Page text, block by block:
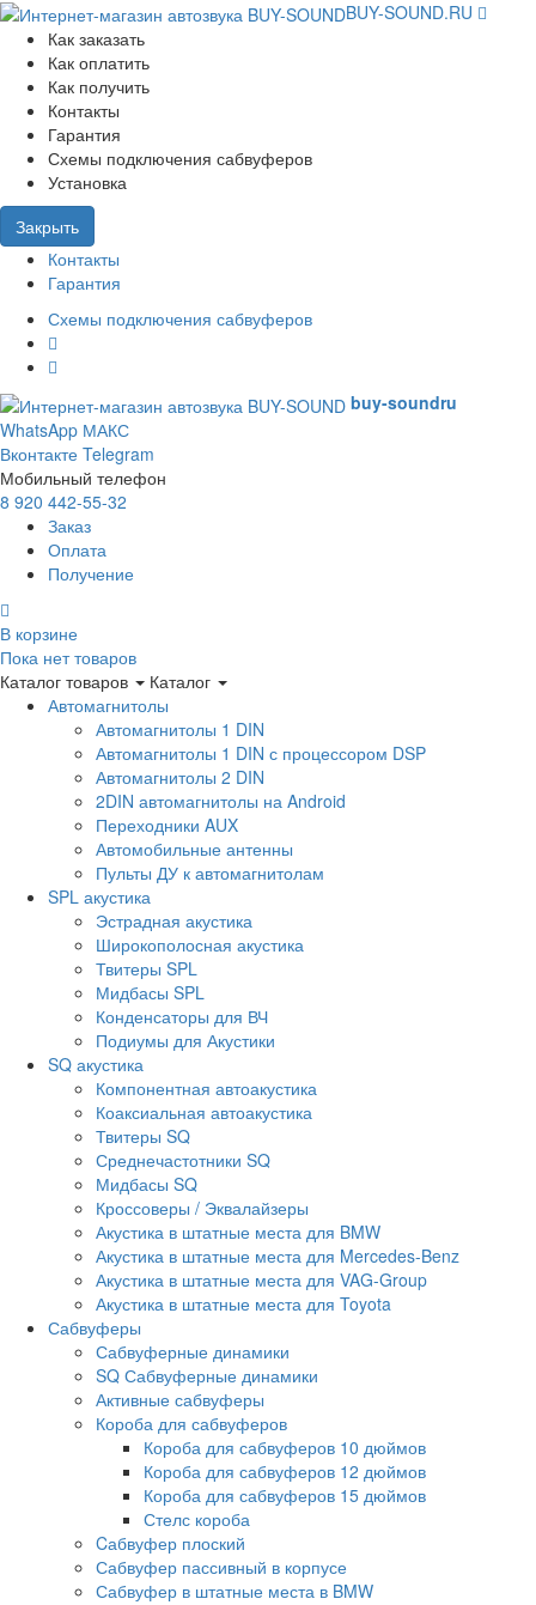
BUY-SOUND.RU
Как заказать
Как оплатить
Как получить
Контакты
Гарантия
Схемы подключения сабвуферов
Установка
Закрыть
Контакты
Гарантия
Схемы подключения сабвуферов
buy-soundru
WhatsApp МАКС
Вконтакте Telegram
Мобильный телефон
8 920 442-55-32
Заказ
Оплата
Получение
В корзине
Пока нет товаров
Каталог товаров
Каталог
Автомагнитолы
Автомагнитолы 1 DIN
Автомагнитолы 1 DIN с процессором DSP
Автомагнитолы 2 DIN
2DIN автомагнитолы на Android
Переходники AUX
Автомобильные антенны
Пульты ДУ к автомагнитолам
SPL акустика
Эстрадная акустика
Широкополосная акустика
Твитеры SPL
Мидбасы SPL
Конденсаторы для ВЧ
Подиумы для Акустики
SQ акустика
Компонентная автоакустика
Коаксиальная автоакустика
Твитеры SQ
Среднечастотники SQ
Мидбасы SQ
Кроссоверы / Эквалайзеры
Акустика в штатные места для BMW
Акустика в штатные места для Mercedes-Benz
Акустика в штатные места для VAG-Group
Акустика в штатные места для Toyota
Сабвуферы
Сабвуферные динамики
SQ Сабвуферные динамики
Активные сабвуферы
Короба для сабвуферов
Короба для сабвуферов 10 дюймов
Короба для сабвуферов 12 дюймов
Короба для сабвуферов 15 дюймов
Стелс короба
Cабвуфер плоский
Сабвуфер пассивный в корпусе
Сабвуфер в штатные места в BMW